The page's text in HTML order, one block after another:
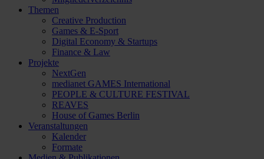
Themen
Creative Production
Games & E-Sport
Digital Economy & Startups
Finance & Law
Projekte
NextGen
medianet GAMES International
PEOPLE & CULTURE FESTIVAL
REAVES
House of Games Berlin
Veranstaltungen
Kalender
Formate